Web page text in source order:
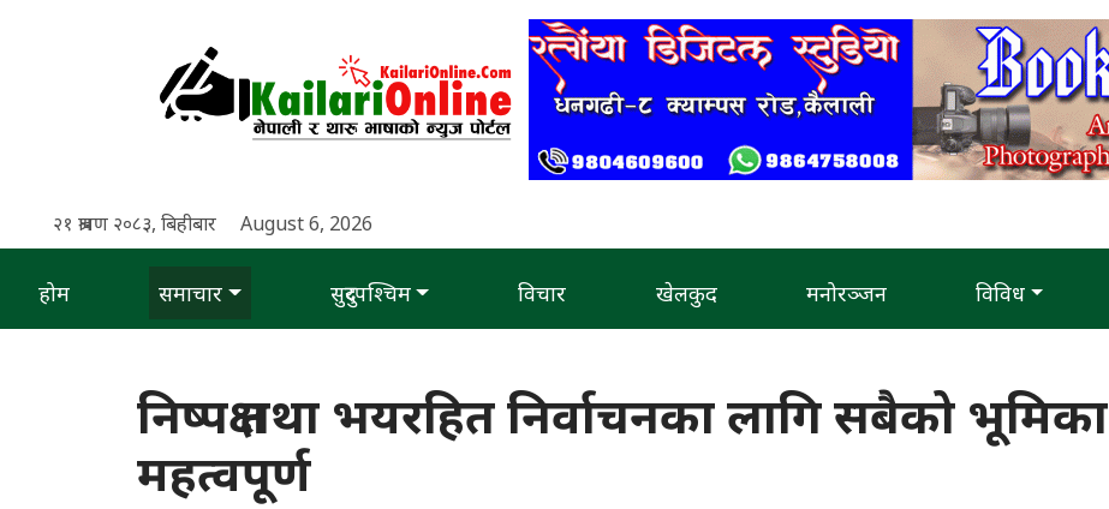
२१ श्रावण २०८३, बिहीबार August 6, 2026
होम समाचार सुदुरपश्चिम विचार खेलकुद मनोरञ्जन विविध
निष्पक्ष तथा भयरहित निर्वाचनका लागि सबैको भूमिका
महत्वपूर्ण